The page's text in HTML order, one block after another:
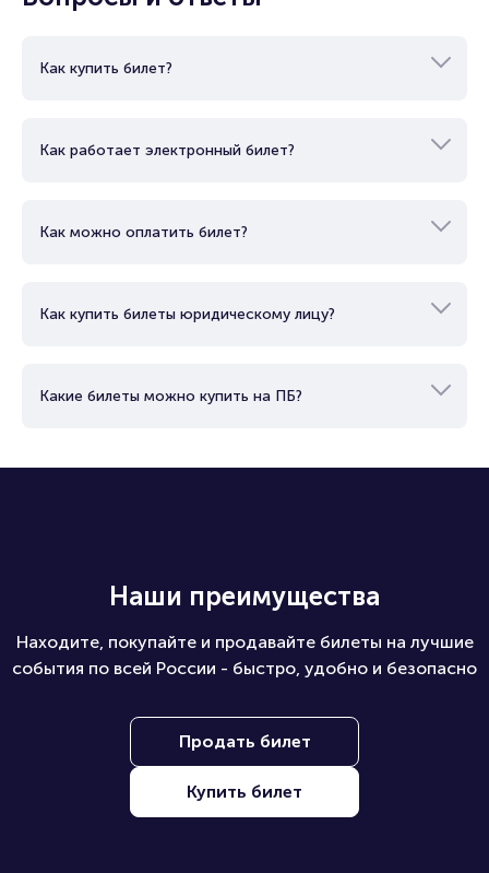
Как купить билет?
Как работает электронный билет?
Как можно оплатить билет?
Как купить билеты юридическому лицу?
Какие билеты можно купить на ПБ?
Наши преимущества
Находите, покупайте и продавайте билеты на лучшие
события по всей России - быстро, удобно и безопасно
Продать билет
Купить билет